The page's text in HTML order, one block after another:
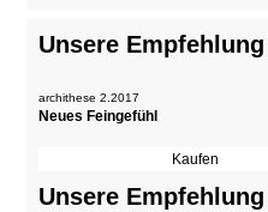
Unsere Empfehlung
archithese 2.2017
Neues Feingefühl
Unsere Empfehlung